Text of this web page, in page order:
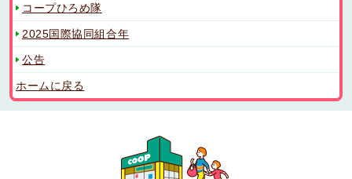
コープひろめ隊
2025国際協同組合年
公告
ホームに戻る